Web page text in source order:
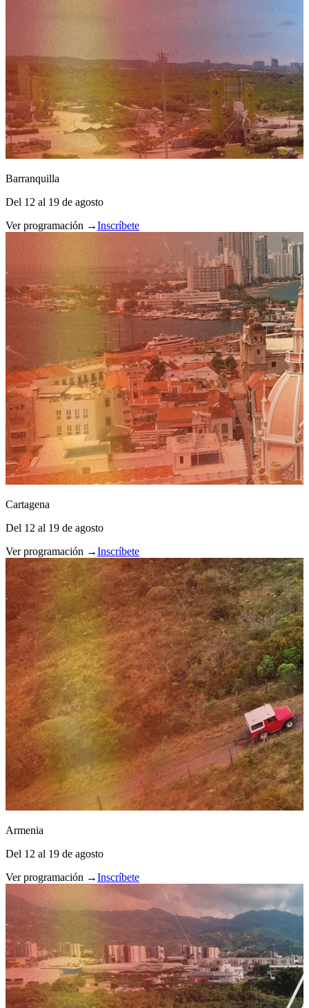
Barranquilla
Del 12 al 19 de agosto
Ver programación →Inscríbete
Cartagena
Del 12 al 19 de agosto
Ver programación →Inscríbete
Armenia
Del 12 al 19 de agosto
Ver programación →Inscríbete